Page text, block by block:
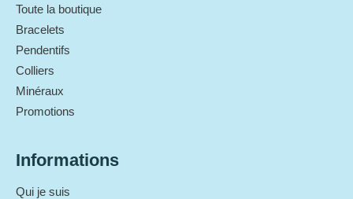
Toute la boutique
Bracelets
Pendentifs
Colliers
Minéraux
Promotions
Informations
Qui je suis